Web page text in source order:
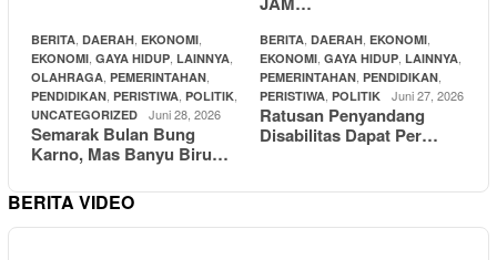
BERITA DAERAH EKONOMI
EKONOMI GAYA HIDUP LAINNYA
OLAHRAGA PEMERINTAHAN
PENDIDIKAN PERISTIWA POLITIK
UNCATEGORIZED Juni 28, 2026
Semarak Bulan Bung
Karno, Mas Banyu Biru…
BERITA DAERAH EKONOMI
EKONOMI GAYA HIDUP LAINNYA
PEMERINTAHAN PENDIDIKAN
PERISTIWA POLITIK Juni 27, 2026
Ratusan Penyandang
Disabilitas Dapat Per…
BERITA VIDEO